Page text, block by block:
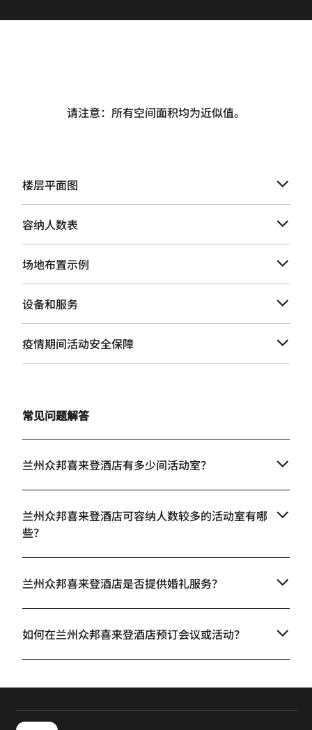
请注意：所有空间面积均为近似值。
楼层平面图
容纳人数表
场地布置示例
设备和服务
疫情期间活动安全保障
常见问题解答
兰州众邦喜来登酒店有多少间活动室？
兰州众邦喜来登酒店可容纳人数较多的活动室有哪
些？
兰州众邦喜来登酒店是否提供婚礼服务？
如何在兰州众邦喜来登酒店预订会议或活动？